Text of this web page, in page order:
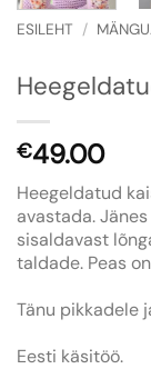
ESILEHT /
€49.00
Heegeldatud
avastada.
sisaldavast
taldade. Peas
Tänu pikkadele
Eesti käsitöö.